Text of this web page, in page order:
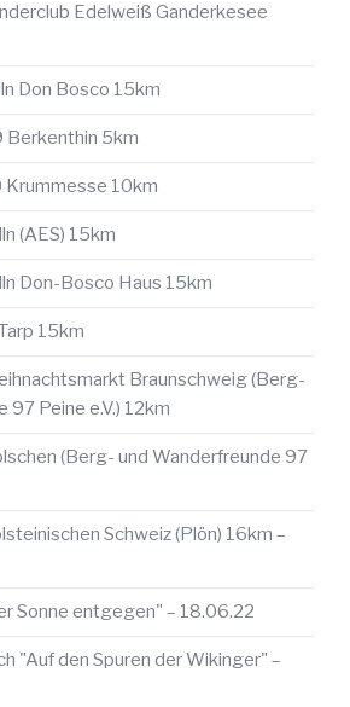
Edelweiß Ganderkesee
Don Bosco 15km
Berkenthin 5km
10km
(AES) 15km
Don-Bosco Haus 15km
15km
Braunschweig (Berg-
97 Peine e.V.) 12km
(Berg- und Wanderfreunde 97
Schweiz (Plön) 16km –
Sonne entgegen" – 18.06.22
"Auf den Spuren der Wikinger" –